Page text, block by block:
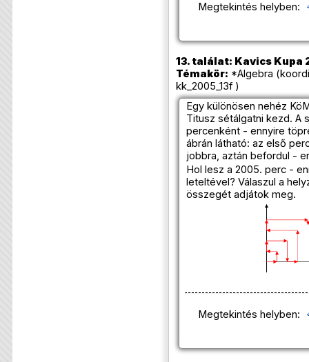
Megtekintés helyben:
13. találat: Kavics Kupa
Témakör: *Algebra
kk_2005_13f )
Egy különösen nehéz
Titusz sétálgatni kezd. A
percenként - ennyire
ábrán látható: az első
jobbra, aztán befordul -
Hol lesz a 2005. perc -
leteltével? Válaszul a
összegét adjátok meg.
Megtekintés helyben: